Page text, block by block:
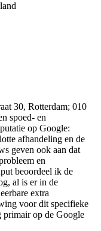
30, Rotterdam; 010
spoed- en
op Google:
afhandeling en de
geven ook aan dat
en
beoordeel ik de
al is er in de
extra
voor dit specifieke
primair op de Google